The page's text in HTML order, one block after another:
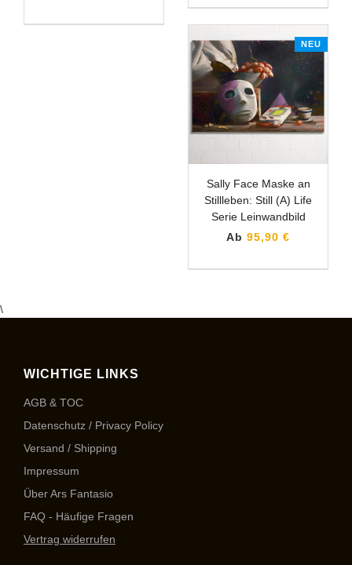
NEU
Sally Face Maske an
Stillleben: Still (A) Life
Serie Leinwandbild
Ab 95,90 €
\
WICHTIGE LINKS
AGB & TOC
Datenschutz / Privacy Policy
Versand / Shipping
Impressum
Über Ars Fantasio
FAQ - Häufige Fragen
Vertrag widerrufen